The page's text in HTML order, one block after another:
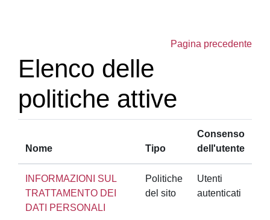
Pagina precedente
Elenco delle
politiche attive
Nome Tipo
Consenso
dell'utente
INFORMAZIONI SUL
TRATTAMENTO DEI
DATI PERSONALI
Politiche
del sito
Utenti
autenticati